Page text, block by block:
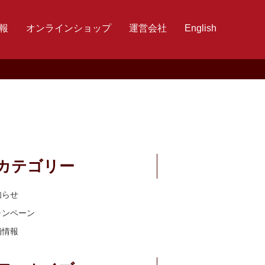
オンラインショップ 運営会社 English
テゴリー
らせ
ペーン
報